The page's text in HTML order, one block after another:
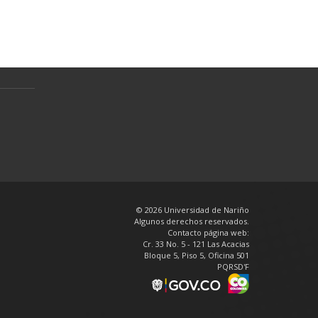
© 2026 Universidad de Nariño
Algunos derechos reservados.
Contacto página web:
Cr. 33 No. 5 - 121 Las Acacias
Bloque 5, Piso 5, Oficina 501
PQRSD'F